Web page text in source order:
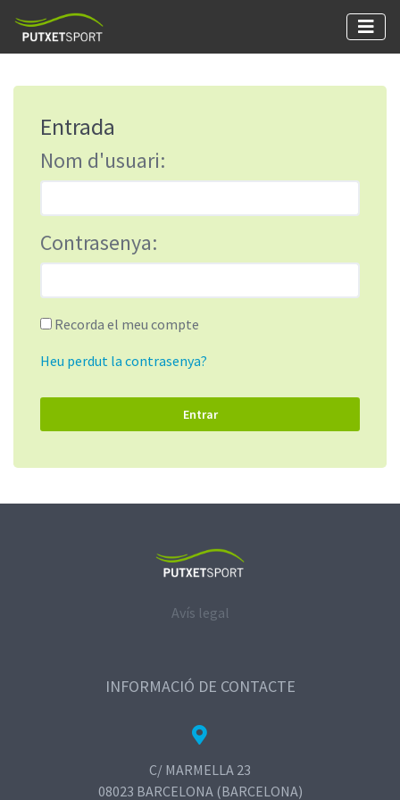
Entrada
Nom d'usuari:
Contrasenya:
Recorda el meu compte
Heu perdut la contrasenya?
Avís legal
INFORMACIÓ DE CONTACTE
C/ MARMELLA 23
08023 BARCELONA (BARCELONA)